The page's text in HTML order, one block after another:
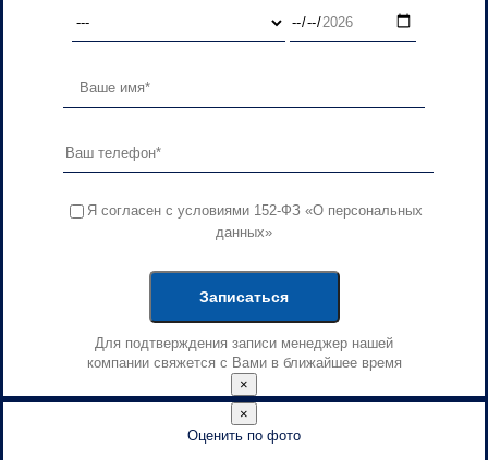
Я согласен с условиями 152-ФЗ «О персональных
данных»
Для подтверждения записи менеджер нашей
компании свяжется с Вами в ближайшее время
×
×
Оценить по фото